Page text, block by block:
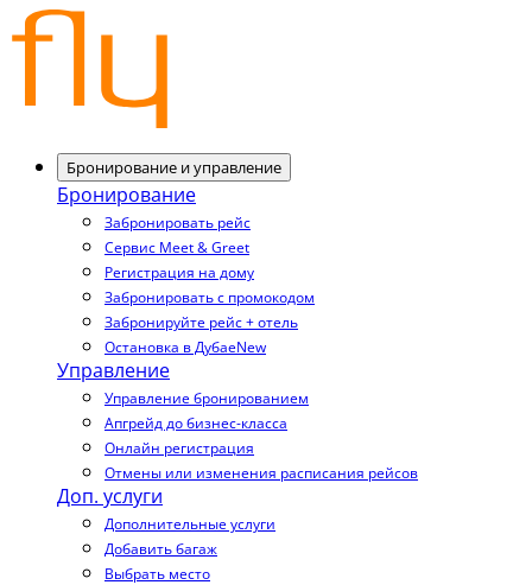
Бронирование и управление
Бронирование
Забронировать рейс
Сервис Meet & Greet
Регистрация на дому
Забронировать с промокодом
Забронируйте рейс + отель
Остановка в ДубаеNew
Управление
Управление бронированием
Апгрейд до бизнес-класса
Онлайн регистрация
Отмены или изменения расписания рейсов
Доп. услуги
Дополнительные услуги
Добавить багаж
Выбрать место